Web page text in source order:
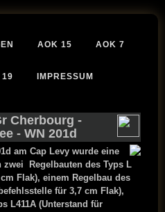
AOK 15 AOK 7
19 IMPRESSUM
Cherbourg -
- WN 201d
am Cap Levy wurde eine
zwei Regelbauten des Typs L
Flak), einem Regelbau des
für 3,7 cm Flak),
L411A (Unterstand für